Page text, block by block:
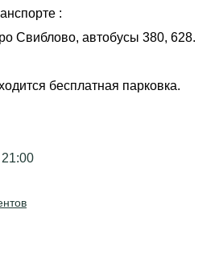
:
Свиблово, автобусы 380, 628.
бесплатная парковка.